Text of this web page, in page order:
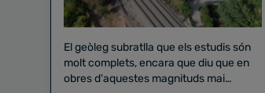
El geòleg subratlla que els estudis són
molt complets, encara que diu que en
obres d'aquestes magnituds mai